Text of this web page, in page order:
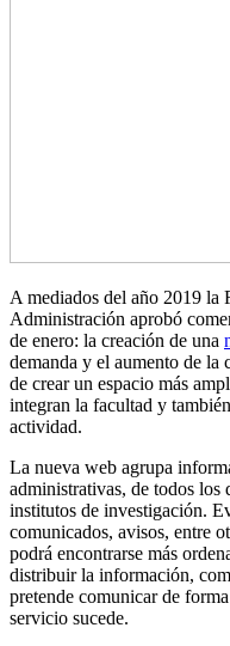
A mediados del año 2019 la
Administración aprobó
de enero: la creación de una
demanda y el aumento de
de crear un espacio más
integran la facultad y
actividad.
La nueva web agrupa
administrativas, de todos los
institutos de investigación.
comunicados, avisos, entre
podrá encontrarse más
distribuir la información,
pretende comunicar de
servicio sucede.